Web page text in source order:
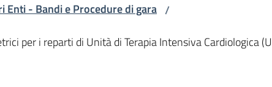
Enti - Bandi e Procedure di gara /
per i reparti di Unità di Terapia Intensiva Cardiologica